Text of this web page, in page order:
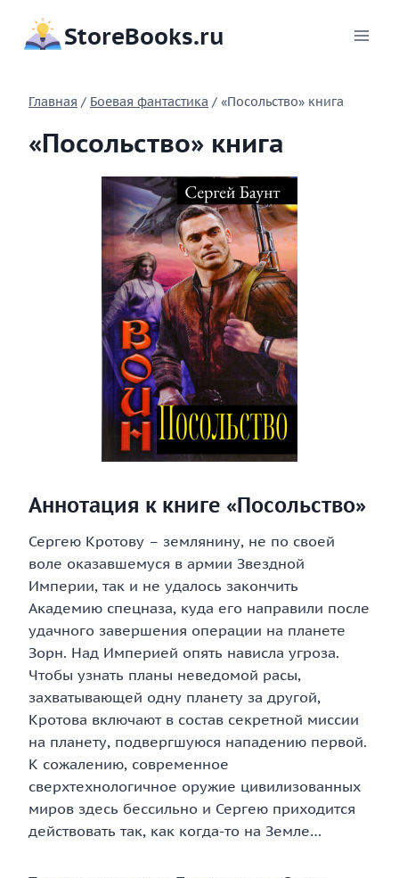
содержимому
StoreBooks.ru
Главная / Боевая фантастика / «Посольство» книга
«Посольство» книга
Аннотация к книге «Посольство»
Сергею Кротову – землянину, не по своей
воле оказавшемуся в армии Звездной
Империи, так и не удалось закончить
Академию спецназа, куда его направили после
удачного завершения операции на планете
Зорн. Над Империей опять нависла угроза.
Чтобы узнать планы неведомой расы,
захватывающей одну планету за другой,
Кротова включают в состав секретной миссии
на планету, подвергшуюся нападению первой.
К сожалению, современное
сверхтехнологичное оружие цивилизованных
миров здесь бессильно и Сергею приходится
действовать так, как когда-то на Земле…